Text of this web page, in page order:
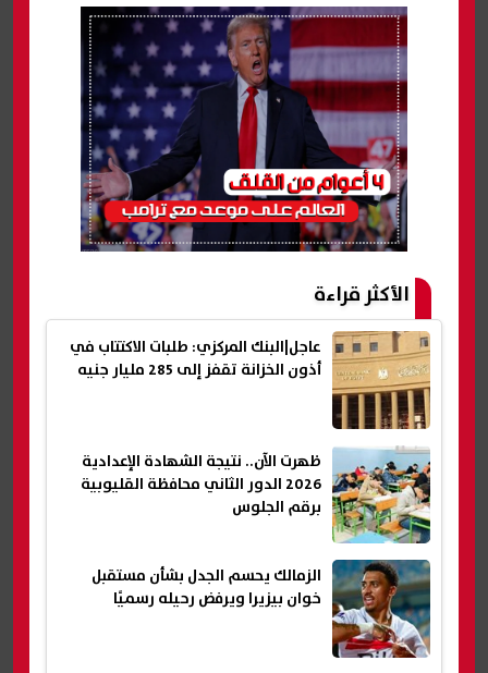
الأكثر قراءة
عاجل|البنك المركزي: طلبات الاكتتاب في
أذون الخزانة تقفز إلى 285 مليار جنيه
ظهرت الآن.. نتيجة الشهادة الإعدادية
2026 الدور الثاني محافظة القليوبية
برقم الجلوس
الزمالك يحسم الجدل بشأن مستقبل
خوان بيزيرا ويرفض رحيله رسميًا